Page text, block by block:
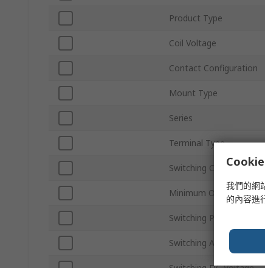
Product Type
Coil Voltage
Contact Configuration
Mount Type
Series
Terminal Type
Switching Current
Minimum Operating
Switching Power
Switching AC Voltage
Cookie
我們的網
的內容進